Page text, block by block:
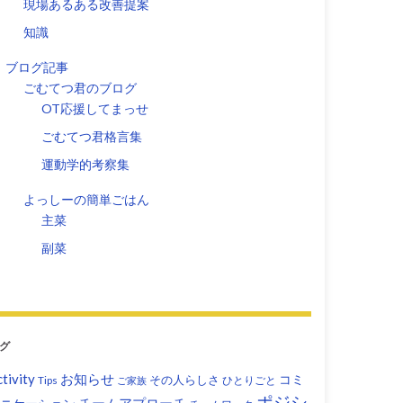
現場あるある改善提案
知識
ブログ記事
ごむてつ君のブログ
OT応援してまっせ
ごむてつ君格言集
運動学的考察集
よっしーの簡単ごはん
主菜
副菜
Tips お知らせ ご家族 その人らしさ ひとりごと コミ